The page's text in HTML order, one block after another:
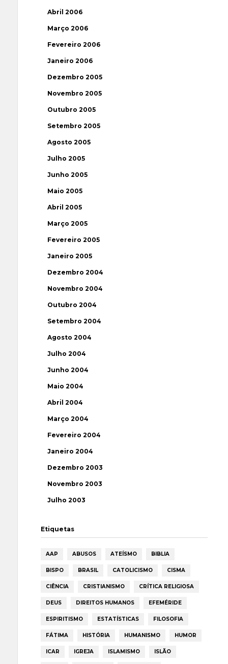
Abril 2006
Março 2006
Fevereiro 2006
Janeiro 2006
Dezembro 2005
Novembro 2005
Outubro 2005
Setembro 2005
Agosto 2005
Julho 2005
Junho 2005
Maio 2005
Abril 2005
Março 2005
Fevereiro 2005
Janeiro 2005
Dezembro 2004
Novembro 2004
Outubro 2004
Setembro 2004
Agosto 2004
Julho 2004
Junho 2004
Maio 2004
Abril 2004
Março 2004
Fevereiro 2004
Janeiro 2004
Dezembro 2003
Novembro 2003
Julho 2003
Etiquetas
AAP ABUSOS ATEÍSMO BIBLIA
BISPO BRASIL CATOLICISMO CISMA
CIÊNCIA CRISTIANISMO CRÍTICA RELIGIOSA
DEUS DIREITOS HUMANOS EFEMÉRIDE
ESPIRITISMO ESTATÍSTICAS FILOSOFIA
FÁTIMA HISTÓRIA HUMANISMO HUMOR
ICAR IGREJA ISLAMISMO ISLÃO